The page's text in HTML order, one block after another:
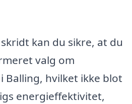
kan du sikre, at du
valg om
Balling, hvilket ikke blot
energieffektivitet,